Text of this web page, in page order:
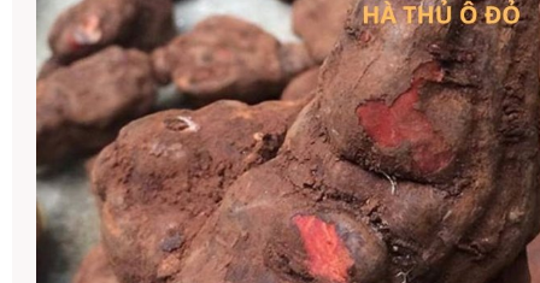
Kiến Thức Về Dầu Gội Thảo Dược
Kiến Thức Về Máy Lọc Không Khí
Nấm Lưỡi